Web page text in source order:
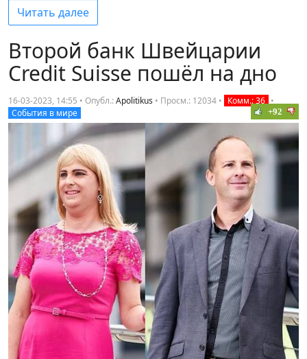
Читать далее
Второй банк Швейцарии
Credit Suisse пошёл на дно
16-03-2023, 14:55 • Опубл.:Apolitikus • Просм.: 12034 • Комм.: 36 •
События в мире
+92